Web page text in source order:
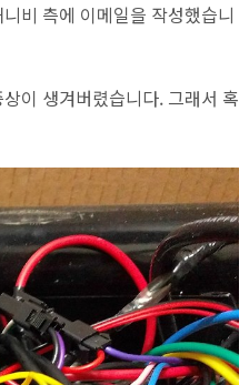
비 측에 이메일을 작성했습니
이 생겨버렸습니다. 그래서 혹